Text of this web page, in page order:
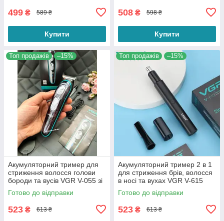
499 ₴ 589 ₴
Купити
508 ₴ 598 ₴
Купити
Топ продажів –15%
Акумуляторний тример для
стриження волосся голови
бороди та вусів VGR V-055 зі
змінними насадками
Готово до відправки
523 ₴ 613 ₴
Топ продажів –15%
Акумуляторний тример 2 в 1
для стриження брів, волосся
в носі та вухах VGR V-615
Готово до відправки
523 ₴ 613 ₴